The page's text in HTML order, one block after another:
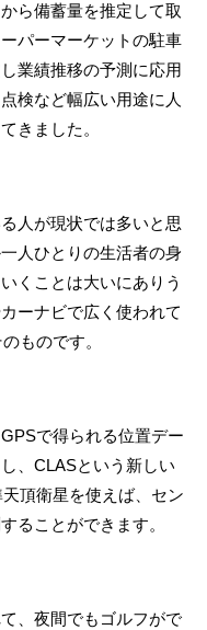
ら備蓄量を推定して取
パーマーケットの駐車
業績推移の予測に応用
検など幅広い用途に人
きました。
人が現状では多いと思
人ひとりの生活者の身
くことは大いにありう
ーナビで広く使われて
ものです。
で得られる位置デー
、CLASという新しい
頂衛星を使えば、セン
ることができます。
、夜間でもゴルフがで